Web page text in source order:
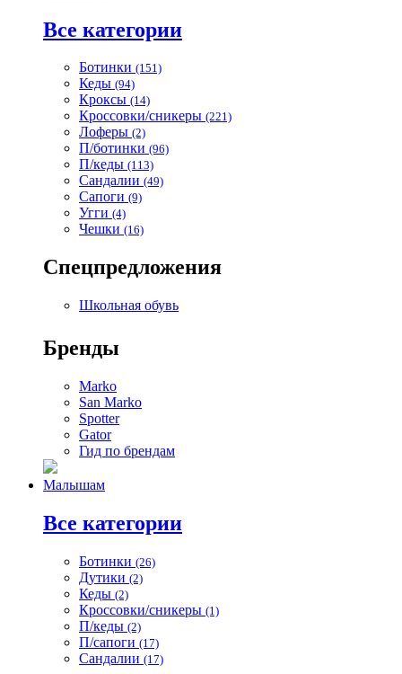
Все категории
Ботинки (151)
Кеды (94)
Кроксы (14)
Кроссовки/сникеры (221)
Лоферы (2)
П/ботинки (96)
П/кеды (113)
Сандалии (49)
Сапоги (9)
Угги (4)
Чешки (16)
Спецпредложения
Школьная обувь
Бренды
Marko
San Marko
Spotter
Gator
Гид по брендам
Малышам
Все категории
Ботинки (26)
Дутики (2)
Кеды (2)
Кроссовки/сникеры (1)
П/кеды (2)
П/сапоги (17)
Сандалии (17)